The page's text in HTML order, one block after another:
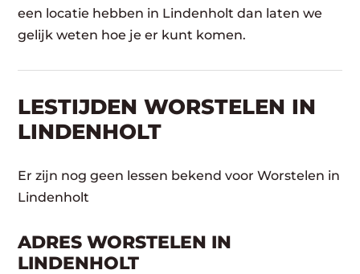
een locatie hebben in Lindenholt dan laten we
gelijk weten hoe je er kunt komen.
LESTIJDEN WORSTELEN IN
LINDENHOLT
Er zijn nog geen lessen bekend voor Worstelen in
Lindenholt
ADRES WORSTELEN IN
LINDENHOLT